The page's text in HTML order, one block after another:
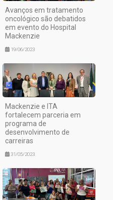
Avanços em tratamento
oncológico são debatidos
em evento do Hospital
Mackenzie
19/06/2023
Mackenzie e ITA
fortalecem parceria em
programa de
desenvolvimento de
carreiras
31/05/2023